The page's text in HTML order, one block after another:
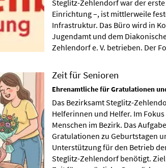
Steglitz-Zehlendorf war der
Einrichtung –, ist mittlerweile
Infrastruktur. Das Büro wird in
Jugendamt und dem
Zehlendorf e. V. betrieben. Der
Zeit für Senioren
Ehrenamtliche für Gratulationen
Das Bezirksamt Steglitz-
Helferinnen und Helfer. Im
Menschen im Bezirk. Das
Gratulationen zu Geburtstagen
Unterstützung für den Betrieb
Steglitz-Zehlendorf benötigt.